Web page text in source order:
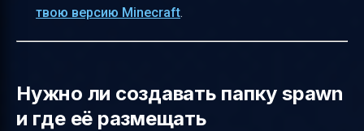
твою версию Minecraft.
Нужно ли создавать папку spawn
и где её размещать